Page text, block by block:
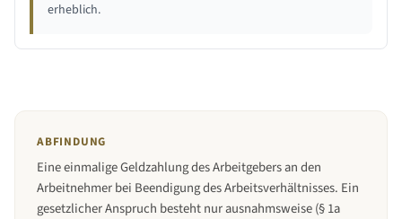
erheblich.
ABFINDUNG
Eine einmalige Geldzahlung des Arbeitgebers an den
Arbeitnehmer bei Beendigung des Arbeitsverhältnisses. Ein
gesetzlicher Anspruch besteht nur ausnahmsweise (§ 1a